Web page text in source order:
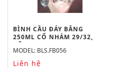
BÌNH CẦU ĐÁY BẰNG
250ML CỔ NHÁM 29/32,
HÃNG BIOHALL
MODEL: BLS.FB056
Liên hệ